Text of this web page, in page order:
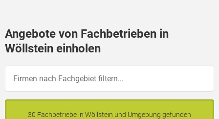
Angebote von Fachbetrieben in
Wöllstein einholen
30 Fachbetriebe in Wöllstein und Umgebung gefunden